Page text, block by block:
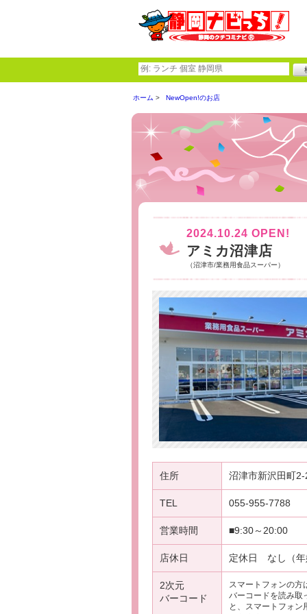
ホーム NewOpen!のお店
2024.10.24 OPEN!
アミカ沼津店
（沼津市/業務用食品スーパー）
住所 沼津市新沢田町2-
TEL 055-955-7788
営業時間 ■9:30～20:00
店休日 定休日 なし（年
2次元
バーコード
スマートフォンの方
バーコードを読み取
と、スマートフォン